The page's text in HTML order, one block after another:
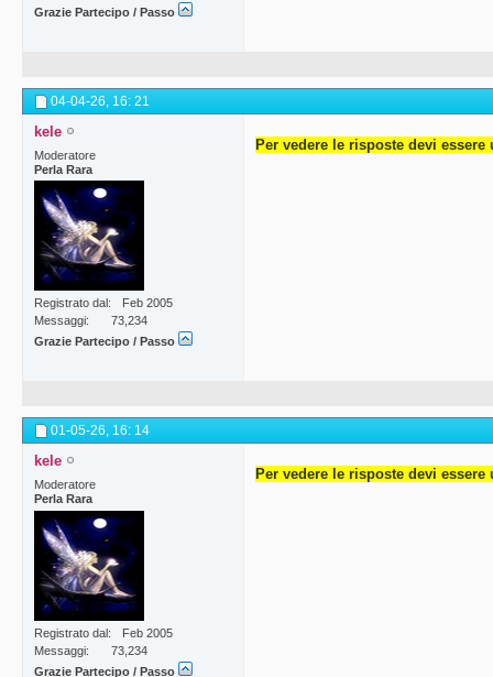
Grazie Partecipo / Passo
04-04-26, 16: 21
kele
Moderatore
Perla Rara
Registrato dal
Feb 2005
Messaggi
73,234
Grazie Partecipo / Passo
Per vedere le risposte devi
01-05-26, 16: 14
kele
Moderatore
Perla Rara
Registrato dal
Feb 2005
Messaggi
73,234
Grazie Partecipo / Passo
Per vedere le risposte devi